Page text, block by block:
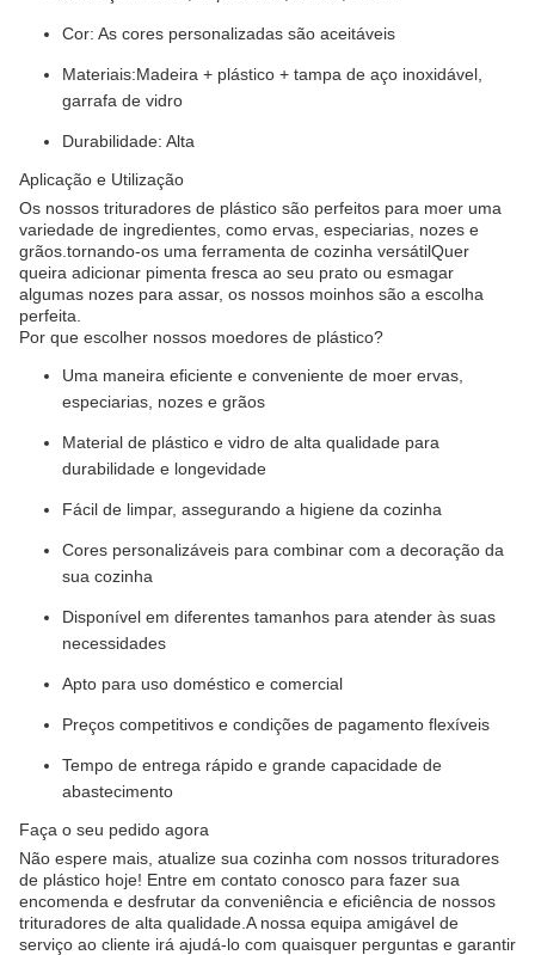
Cor: As cores personalizadas são aceitáveis
Materiais:Madeira + plástico + tampa de aço inoxidável,
garrafa de vidro
Durabilidade: Alta
Aplicação e Utilização
Os nossos trituradores de plástico são perfeitos para moer uma
variedade de ingredientes, como ervas, especiarias, nozes e
grãos.tornando-os uma ferramenta de cozinha versátilQuer
queira adicionar pimenta fresca ao seu prato ou esmagar
algumas nozes para assar, os nossos moinhos são a escolha
perfeita.
Por que escolher nossos moedores de plástico?
Uma maneira eficiente e conveniente de moer ervas,
especiarias, nozes e grãos
Material de plástico e vidro de alta qualidade para
durabilidade e longevidade
Fácil de limpar, assegurando a higiene da cozinha
Cores personalizáveis para combinar com a decoração da
sua cozinha
Disponível em diferentes tamanhos para atender às suas
necessidades
Apto para uso doméstico e comercial
Preços competitivos e condições de pagamento flexíveis
Tempo de entrega rápido e grande capacidade de
abastecimento
Faça o seu pedido agora
Não espere mais, atualize sua cozinha com nossos trituradores
de plástico hoje! Entre em contato conosco para fazer sua
encomenda e desfrutar da conveniência e eficiência de nossos
trituradores de alta qualidade.A nossa equipa amigável de
serviço ao cliente irá ajudá-lo com quaisquer perguntas e garantir